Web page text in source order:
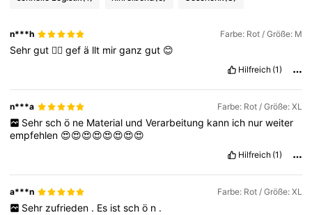
4,82 54K Follower
n***h Farbe: Rot / Größe: M
Sehrgut 👍🏻gefä llt mirganzgut 😊
Hilfreich (1)
n***a Farbe: Rot / Größe: XL
Sehr sch ö ne Material und Verarbeitung kann ich nur weiter
empfehlen 😍😍😍😍😍😍😍😍
Hilfreich (1)
a***n Farbe: Rot / Größe: XL
Sehr zufrieden . Es ist sch ö n .